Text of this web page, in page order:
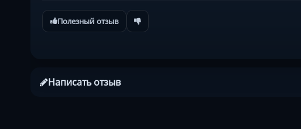
Полезный отзыв
Написать отзыв